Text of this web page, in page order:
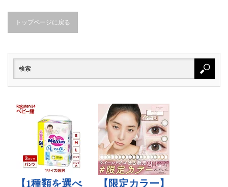
トップページに戻る